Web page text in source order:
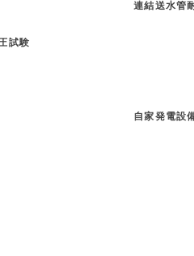
験 連結送水管耐圧
荷試験 自家発電設備 疑